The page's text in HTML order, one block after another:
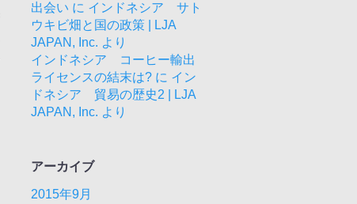
出会い に インドネシア サト
ウキビ畑と国の政策 | LJA
JAPAN, Inc. より
インドネシア コーヒー輸出
ライセンスの結末は? に イン
ドネシア 貿易の歴史2 | LJA
JAPAN, Inc. より
アーカイブ
2015年9月